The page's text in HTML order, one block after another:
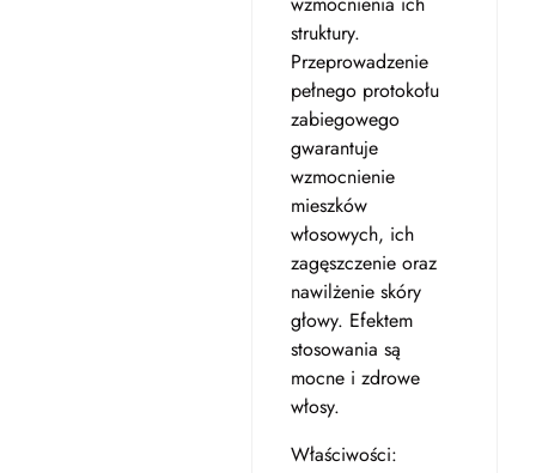
struktury.
Przeprowadzenie
pełnego protokołu
zabiegowego
gwarantuje
wzmocnienie
mieszków
włosowych, ich
zagęszczenie oraz
nawilżenie skóry
głowy. Efektem
stosowania są
mocne i zdrowe
włosy.
Właściwości: